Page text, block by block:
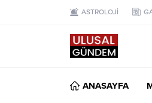
ASTROLOJİ
ANASAYFA